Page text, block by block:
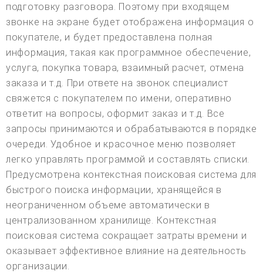
подготовку разговора. Поэтому при входящем
звонке на экране будет отображена информация о
покупателе, и будет предоставлена полная
информация, такая как программное обеспечение,
услуга, покупка товара, взаимный расчет, отмена
заказа и т.д. При ответе на звонок специалист
свяжется с покупателем по имени, оперативно
ответит на вопросы, оформит заказ и т.д. Все
запросы принимаются и обрабатываются в порядке
очереди. Удобное и красочное меню позволяет
легко управлять программой и составлять списки.
Предусмотрена контекстная поисковая система для
быстрого поиска информации, хранящейся в
неограниченном объеме автоматически в
централизованном хранилище. Контекстная
поисковая система сокращает затраты времени и
оказывает эффективное влияние на деятельность
организации.